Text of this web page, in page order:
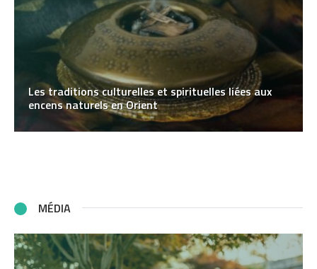
Les traditions culturelles et spirituelles liées aux
encens naturels en Orient
MÉDIA